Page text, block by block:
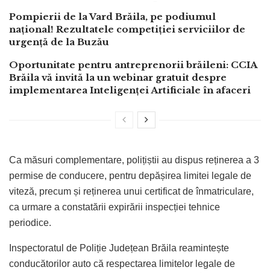
Pompierii de la Vard Brăila, pe podiumul
național! Rezultatele competiției serviciilor de
urgență de la Buzău
Oportunitate pentru antreprenorii brăileni: CCIA
Brăila vă invită la un webinar gratuit despre
implementarea Inteligenței Artificiale în afaceri
Ca măsuri complementare, polițiștii au dispus reținerea a 3
permise de conducere, pentru depășirea limitei legale de
viteză, precum și reținerea unui certificat de înmatriculare,
ca urmare a constatării expirării inspecției tehnice
periodice.
Inspectoratul de Poliție Județean Brăila reamintește
conducătorilor auto că respectarea limitelor legale de